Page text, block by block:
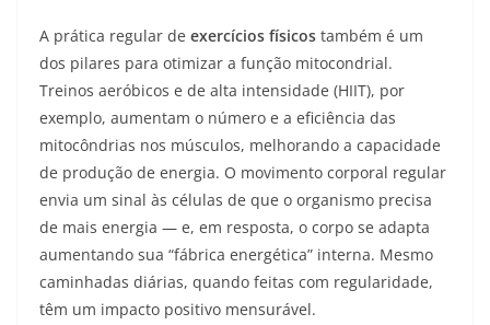
A prática regular de exercícios físicos também é um
dos pilares para otimizar a função mitocondrial.
Treinos aeróbicos e de alta intensidade (HIIT), por
exemplo, aumentam o número e a eficiência das
mitocôndrias nos músculos, melhorando a capacidade
de produção de energia. O movimento corporal regular
envia um sinal às células de que o organismo precisa
de mais energia — e, em resposta, o corpo se adapta
aumentando sua “fábrica energética” interna. Mesmo
caminhadas diárias, quando feitas com regularidade,
têm um impacto positivo mensurável.